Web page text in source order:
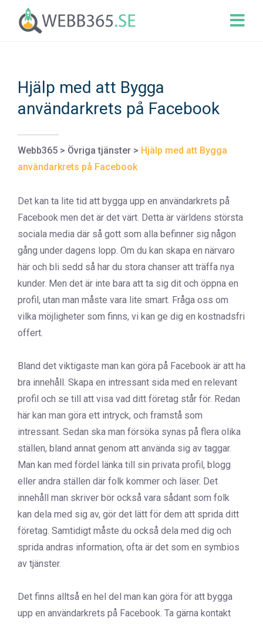
Hjälp med att Bygga
användarkrets på Facebook
Webb365 > Övriga tjänster > Hjälp med att Bygga
användarkrets på Facebook
Det kan ta lite tid att bygga upp en användarkrets på
Facebook men det är det värt. Detta är världens största
sociala media där så gott som alla befinner sig någon
gång under dagens lopp. Om du kan skapa en närvaro
här och bli sedd så har du stora chanser att träffa nya
kunder. Men det är inte bara att ta sig dit och öppna en
profil, utan man måste vara lite smart. Fråga oss om
vilka möjligheter som finns, vi kan ge dig en kostnadsfri
offert.
Bland det viktigaste man kan göra på Facebook är att ha
bra innehåll. Skapa en intressant sida med en relevant
profil och se till att visa vad ditt företag står för. Redan
här kan man göra ett intryck, och framstå som
intressant. Sedan ska man försöka synas på flera olika
ställen, bland annat genom att använda sig av taggar.
Man kan med fördel länka till sin privata profil, blogg
eller andra ställen där folk kommer och läser. Det
innehåll man skriver bör också vara sådant som folk
kan dela med sig av, gör det lätt för dem att sprida ditt
företag. Samtidigt måste du också dela med dig och
sprida andras information, ofta är det som en symbios
av tjänster.
Det finns alltså en hel del man kan göra för att bygga
upp en användarkrets på Facebook. Ta gärna kontakt